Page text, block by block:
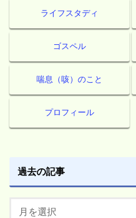
ライフスタディ
ゴスペル
喘息（咳）のこと
プロフィール
過去の記事